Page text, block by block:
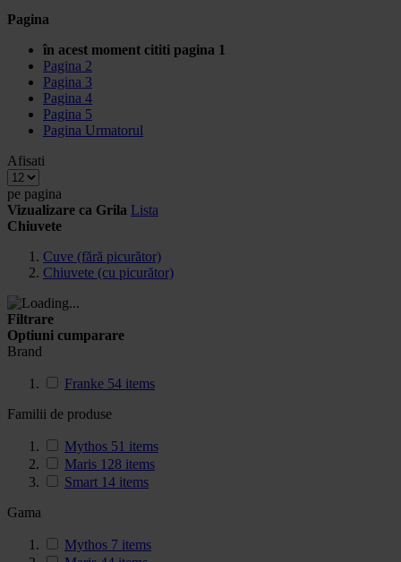
Pagina
în acest moment cititi pagina 1
Pagina 2
Pagina 3
Pagina 4
Pagina 5
Pagina Urmatorul
Afisati
pe pagina
Vizualizare ca Grila Lista
Chiuvete
Cuve (fără picurător)
Chiuvete (cu picurător)
Filtrare
Optiuni cumparare
Brand
Franke 54 items
Familii de produse
Mythos 51 items
Maris 128 items
Smart 14 items
Gama
Mythos 7 items